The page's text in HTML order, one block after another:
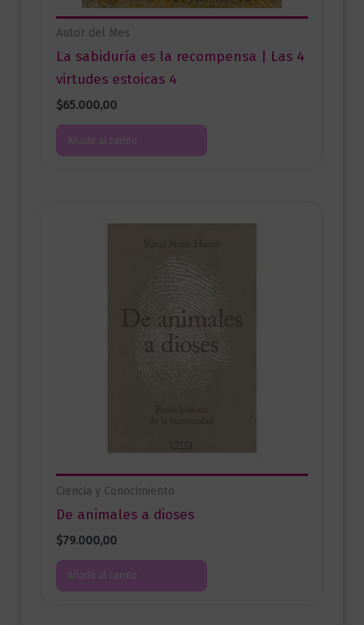
Autor del Mes
La sabiduría es la recompensa | Las 4
virtudes estoicas 4
$65.000,00
Añadir al carrito
Ciencia y Conocimiento
De animales a dioses
$79.000,00
Añadir al carrito